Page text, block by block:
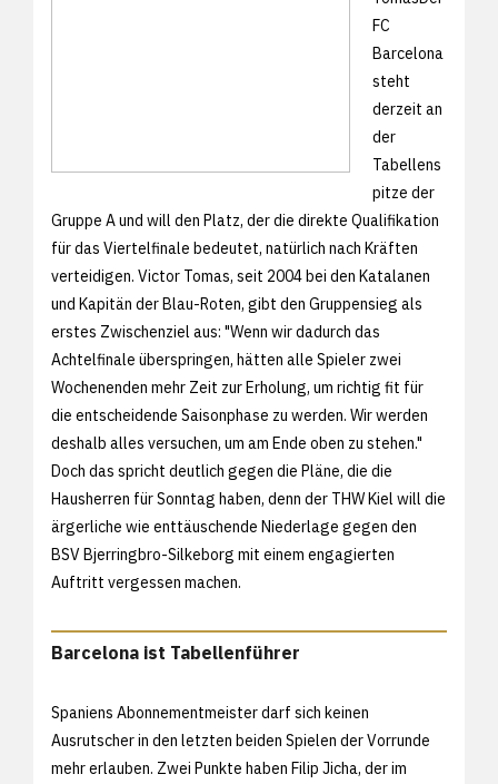
FC
Barcelona
steht
derzeit an
der
Tabellens
pitze der
Gruppe A und will den Platz, der die direkte Qualifikation
für das Viertelfinale bedeutet, natürlich nach Kräften
verteidigen. Victor Tomas, seit 2004 bei den Katalanen
und Kapitän der Blau-Roten, gibt den Gruppensieg als
erstes Zwischenziel aus: "Wenn wir dadurch das
Achtelfinale überspringen, hätten alle Spieler zwei
Wochenenden mehr Zeit zur Erholung, um richtig fit für
die entscheidende Saisonphase zu werden. Wir werden
deshalb alles versuchen, um am Ende oben zu stehen."
Doch das spricht deutlich gegen die Pläne, die die
Hausherren für Sonntag haben, denn der THW Kiel will die
ärgerliche wie enttäuschende Niederlage gegen den
BSV Bjerringbro-Silkeborg mit einem engagierten
Auftritt vergessen machen.
Barcelona ist Tabellenführer
Spaniens Abonnementmeister darf sich keinen
Ausrutscher in den letzten beiden Spielen der Vorrunde
mehr erlauben. Zwei Punkte haben Filip Jicha, der im